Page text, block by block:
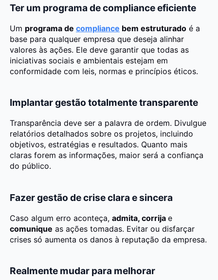
Ter um programa de compliance eficiente
Um programa de compliance bem estruturado é a
base para qualquer empresa que deseja alinhar
valores às ações. Ele deve garantir que todas as
iniciativas sociais e ambientais estejam em
conformidade com leis, normas e princípios éticos.
Implantar gestão totalmente transparente
Transparência deve ser a palavra de ordem. Divulgue
relatórios detalhados sobre os projetos, incluindo
objetivos, estratégias e resultados. Quanto mais
claras forem as informações, maior será a confiança
do público.
Fazer gestão de crise clara e sincera
Caso algum erro aconteça, admita, corrija e
comunique as ações tomadas. Evitar ou disfarçar
crises só aumenta os danos à reputação da empresa.
Realmente mudar para melhorar